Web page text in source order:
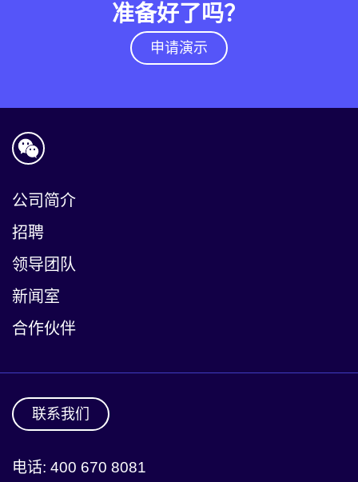
准备好了吗？
申请演示
公司简介
招聘
领导团队
新闻室
合作伙伴
联系我们
电话: 400 670 8081